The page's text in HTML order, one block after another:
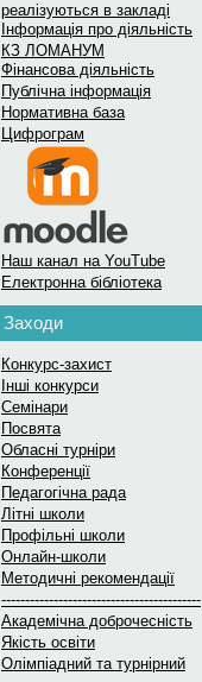
реалізуються в закладі
Інформація про діяльність
КЗ ЛОМАНУМ
Фінансова діяльність
Публічна інформація
Нормативна база
Цифрограм
Наш канал на YouTube
Електронна бібліотека
Заходи
Конкурс-захист
Інші конкурси
Семінари
Посвята
Обласні турніри
Конференції
Педагогічна рада
Літні школи
Профільні школи
Онлайн-школи
Методичні рекомендації
------------------------------------------
Академічна доброчесність
Якість освіти
Олімпіадний та турнірний